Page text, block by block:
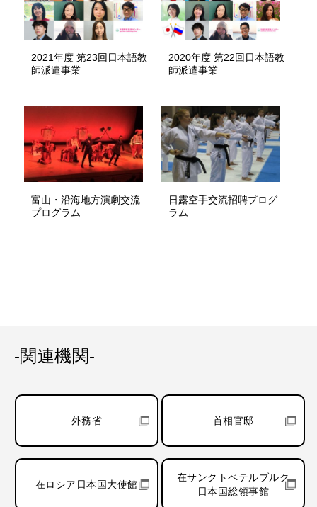
2021年度 第23回日本語教
師派遣事業
2020年度 第22回日本語教
師派遣事業
富山・沿海地方演劇交流
プログラム
日露空手交流招聘プログ
ラム
-関連機関-
外務省 首相官邸
在ロシア日本国大使館
在サンクトペテルブルク
日本国総領事館